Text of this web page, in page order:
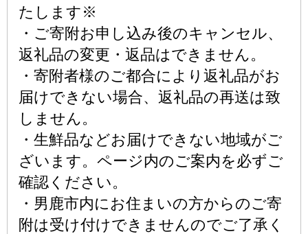
たします※
・ご寄附お申し込み後のキャンセル、
返礼品の変更・返品はできません。
・寄附者様のご都合により返礼品がお
届けできない場合、返礼品の再送は致
しません。
・生鮮品などお届けできない地域がご
ざいます。ページ内のご案内を必ずご
確認ください。
・男鹿市内にお住まいの方からのご寄
附は受け付けできませんのでご了承く